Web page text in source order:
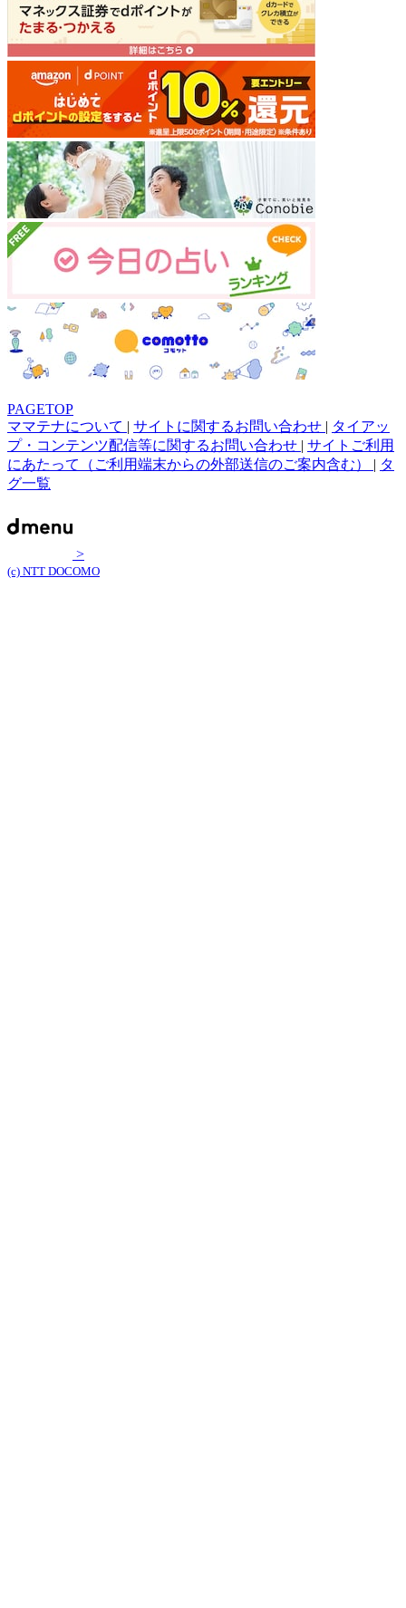
PAGETOP
ママテナについて | サイトに関するお問い合わせ | タイアッ
プ・コンテンツ配信等に関するお問い合わせ | サイトご利用
にあたって（ご利用端末からの外部送信のご案内含む） | タ
グ一覧
>
(c) NTT DOCOMO